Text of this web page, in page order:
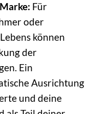
Für
oder
können
der
Ein
Ausrichtung
und deine